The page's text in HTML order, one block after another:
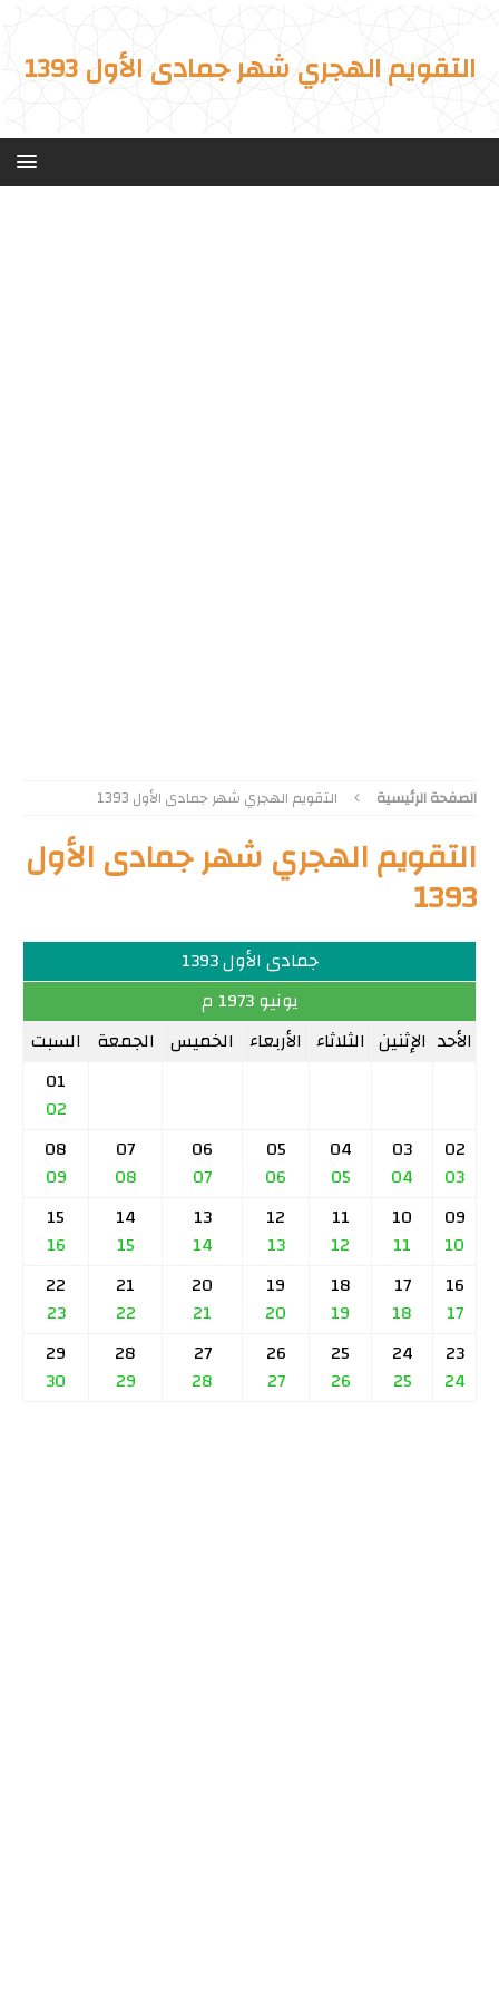
التقويم الهجري شهر جمادى الأول 1393
الصفحة الرئيسية التقويم الهجري شهر جمادى الأول 1393
التقويم الهجري شهر جمادى الأول
1393
جمادى الأول 1393
يونيو 1973 م
الأحد الإثنين الثلاثاء الأربعاء الخميس الجمعة السبت
01
02
02
03
03
04
04
05
05
06
06
07
07
08
08
09
09
10
10
11
11
12
12
13
13
14
14
15
15
16
16
17
17
18
18
19
19
20
20
21
21
22
22
23
23
24
24
25
25
26
26
27
27
28
28
29
29
30